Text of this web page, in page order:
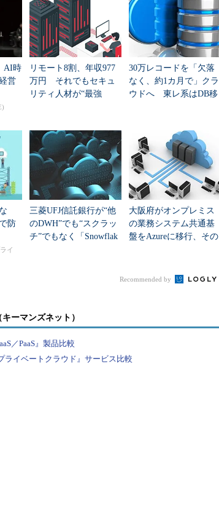
AI時
営
リモート8割、年収977
万円 それでもセキュ
リティ人材が“最強
30万レコードを「欠落
なく、約1カ月で」クラ
ウドへ 東レ系はDB移
防
イ
三菱UFJ信託銀行が“他
のDWH”でも“スクラッ
チ”でもなく「Snowflak
大阪府がオンプレミス
の業務システム共通基
盤をAzureに移行、その
Recommended by
ーマンズネット）
／PaaS』製品比較
ライベートクラウド』サービス比較